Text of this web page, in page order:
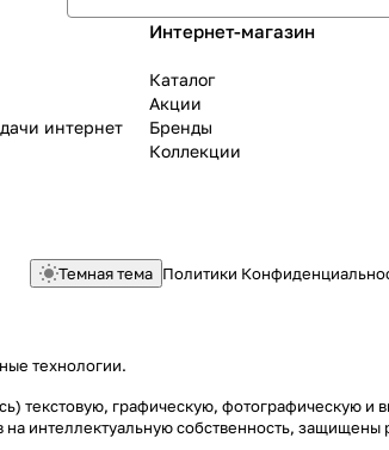
интернет
Интернет-магазин
Каталог
Акции
Бренды
Коллекции
Темная тема Политики
технологии.
текстовую, графическую,
на интеллектуальную собственность,